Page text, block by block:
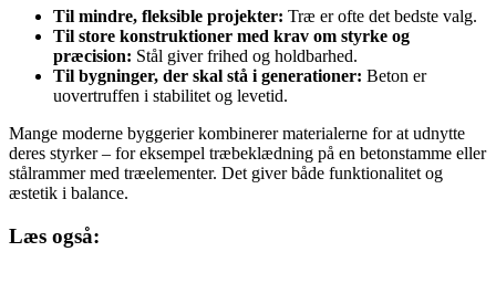
Til mindre, fleksible projekter: Træ er ofte det bedste valg.
Til store konstruktioner med krav om styrke og
præcision: Stål giver frihed og holdbarhed.
Til bygninger, der skal stå i generationer: Beton er
uovertruffen i stabilitet og levetid.
Mange moderne byggerier kombinerer materialerne for at udnytte
deres styrker – for eksempel træbeklædning på en betonstamme eller
stålrammer med træelementer. Det giver både funktionalitet og
æstetik i balance.
Læs også: